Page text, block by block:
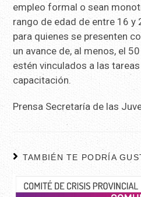
empleo formal o sean
rango de edad de entre 16 y
para quienes se presenten
un avance de, al menos, el
estén vinculados a las
capacitación.
Prensa Secretaría de las
TAMBIÉN TE PODRÍA